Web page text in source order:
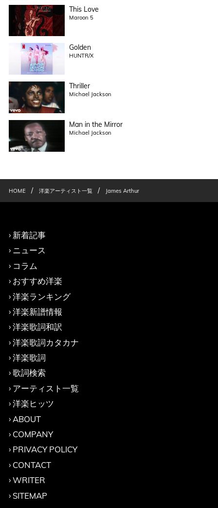
This Love
Maroon 5
Golden
HUNTR/X
Thriller
Michael Jackson
Man in the Mirror
Michael Jackson
HOME / 洋楽アーティスト一覧 / James Arthur
新着記事
ニュース
コラム
おすすめ洋楽
洋楽ランキング
洋楽新譜情報
洋楽歌詞和訳
洋楽歌詞カタカナ
洋楽歌詞
歌詞検索
アーティスト一覧
洋楽ヒッツ
ABOUT
COMPANY
PRIVACY POLICY
CONTACT
WRITER
SITEMAP